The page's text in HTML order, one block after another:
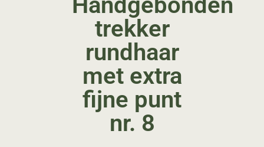
trekker
rundhaar
met extra
fijne punt
nr. 8